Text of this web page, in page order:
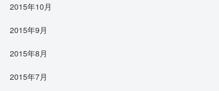
2015年10月
2015年9月
2015年8月
2015年7月